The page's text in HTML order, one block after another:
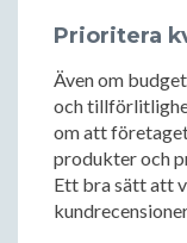
Prioritera
Även om
och
om att
produkter och
Ett bra sätt att